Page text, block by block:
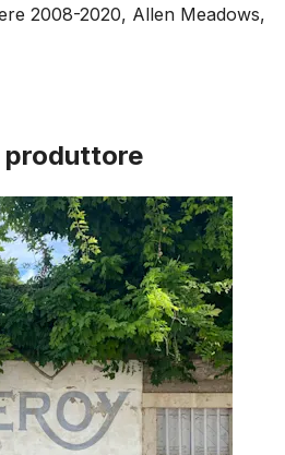
2008-2020, Allen Meadows,
produttore